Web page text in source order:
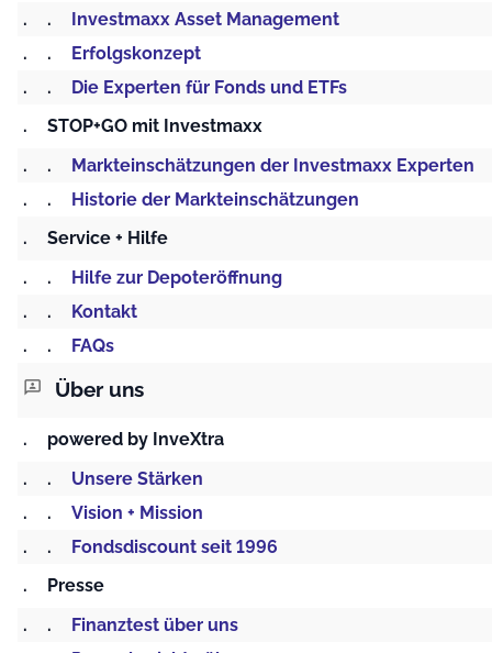
.
.
Investmaxx Asset Management
.
.
Erfolgskonzept
.
.
Die Experten für Fonds und ETFs
.
STOP+GO mit Investmaxx
.
.
Markteinschätzungen der Investmaxx Experten
.
.
Historie der Markteinschätzungen
.
Service + Hilfe
.
.
Hilfe zur Depoteröffnung
.
.
Kontakt
.
. FAQs
3p Über uns
.
powered by InveXtra
.
.
Unsere Stärken
.
.
Vision + Mission
.
.
Fondsdiscount seit 1996
.
Presse
.
.
Finanztest über uns